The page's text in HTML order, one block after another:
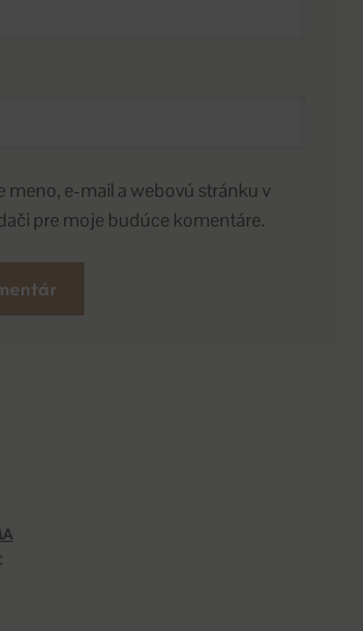
meno, e-mail a webovú stránku v
pre moje budúce komentáre.